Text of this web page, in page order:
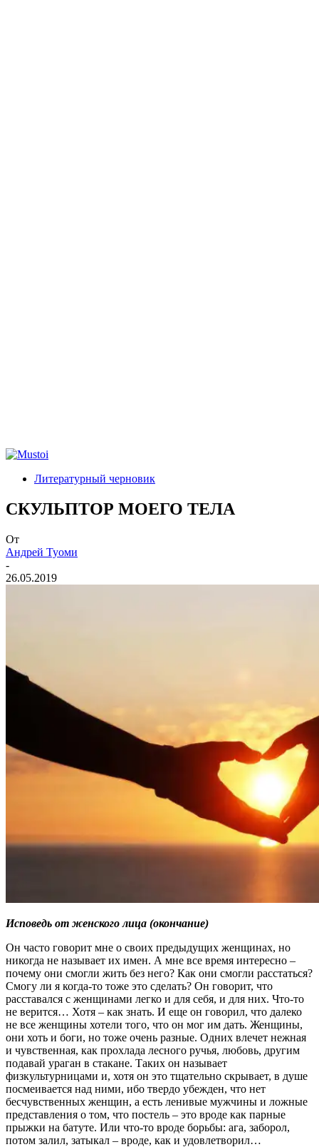
Литературный черновик
СКУЛЬПТОР МОЕГО ТЕЛА
От
Андрей Туоми
-
26.05.2019
Исповедь от женского лица (окончание)
Он часто говорит мне о своих предыдущих женщинах, но
никогда не называет их имен. А мне все время интересно –
почему они смогли жить без него? Как они смогли расстаться?
Смогу ли я когда-то тоже это сделать? Он говорит, что
расставался с женщинами легко и для себя, и для них. Что-то
не верится… Хотя – как знать. И еще он говорил, что далеко
не все женщины хотели того, что он мог им дать. Женщины,
они хоть и боги, но тоже очень разные. Одних влечет нежная
и чувственная, как прохлада лесного ручья, любовь, другим
подавай ураган в стакане. Таких он называет
физкультурницами и, хотя он это тщательно скрывает, в душе
посмеивается над ними, ибо твердо убежден, что нет
бесчувственных женщин, а есть ленивые мужчины и ложные
представления о том, что постель – это вроде как парные
прыжки на батуте. Или что-то вроде борьбы: ага, заборол,
потом залил, затыкал – вроде, как и удовлетворил…